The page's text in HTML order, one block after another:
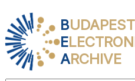
BUDAPEST
E
ARCHIVE